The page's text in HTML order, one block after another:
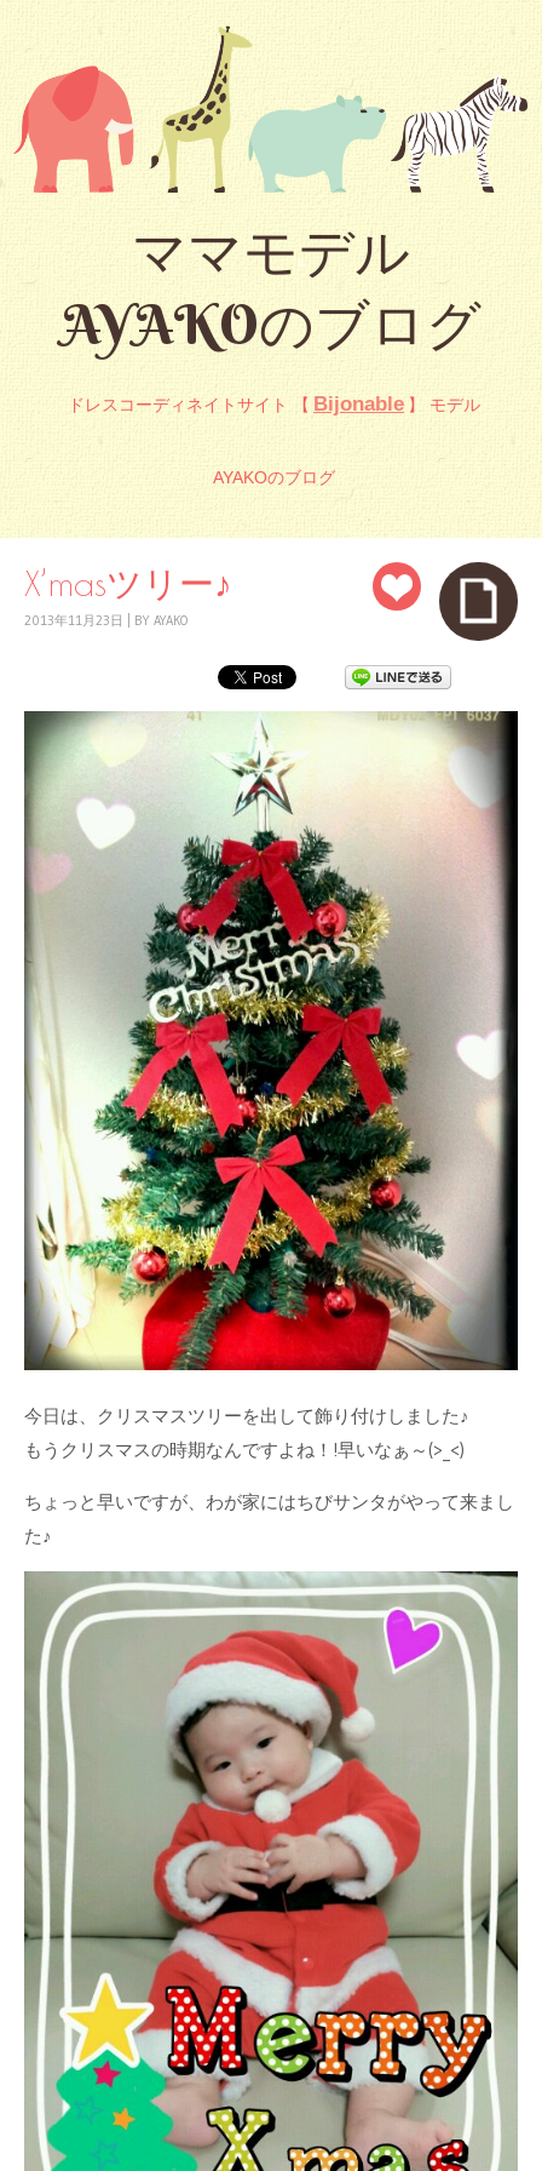
ママモデル
AYAKOのブログ
ドレスコーディネイトサイト 【 Bijonable 】 モデル
AYAKOのブログ
X’masツリー♪
2013年11月23日 BY AYAKO
今日は、クリスマスツリーを出して飾り付けしました♪
もうクリスマスの時期なんですよね！!早いなぁ～(>_<)
ちょっと早いですが、わが家にはちびサンタがやって来まし
た♪